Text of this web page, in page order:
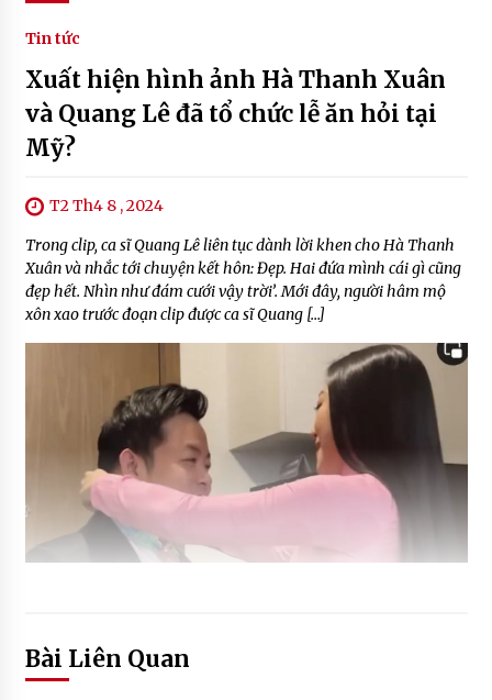
Tin tức
Xuất hiện hình ảnh Hà Thanh Xuân
và Quang Lê đã tổ chức lễ ăn hỏi tại
Mỹ?
T2 Th4 8 , 2024
Trong clip, ca sĩ Quang Lê liên tục dành lời khen cho Hà Thanh
Xuân và nhắc tới chuyện kết hôn: Đẹp. Hai đứa mình cái gì cũng
đẹp hết. Nhìn như đám cưới vậy trời’. Mới đây, người hâm mộ
xôn xao trước đoạn clip được ca sĩ Quang […]
Bài Liên Quan